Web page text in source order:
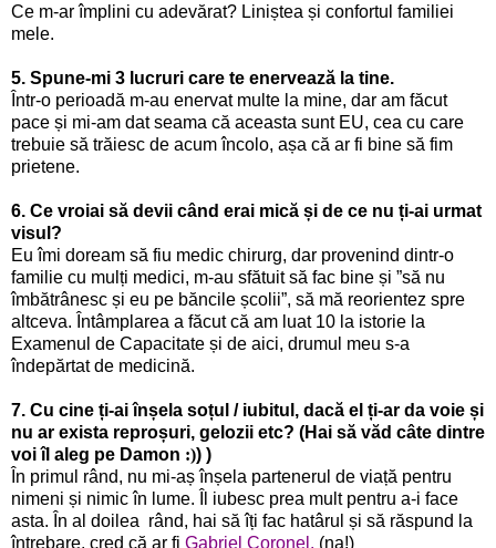
Ce m-ar împlini cu adevărat? Liniștea și confortul familiei
mele.
5. Spune-mi 3 lucruri care te enervează la tine.
Într-o perioadă m-au enervat multe la mine, dar am făcut
pace și mi-am dat seama că aceasta sunt EU, cea cu care
trebuie să trăiesc de acum încolo, așa că ar fi bine să fim
prietene.
6. Ce vroiai să devii când erai mică și de ce nu ți-ai urmat
visul?
Eu îmi doream să fiu medic chirurg, dar provenind dintr-o
familie cu mulți medici, m-au sfătuit să fac bine și ”să nu
îmbătrânesc și eu pe băncile școlii”, să mă reorientez spre
altceva. Întâmplarea a făcut că am luat 10 la istorie la
Examenul de Capacitate și de aici, drumul meu s-a
îndepărtat de medicină.
7. Cu cine ți-ai înșela soțul / iubitul, dacă el ți-ar da voie și
nu ar exista reproșuri, gelozii etc? (Hai să văd câte dintre
voi îl aleg pe Damon :)) )
În primul rând, nu mi-aș înșela partenerul de viață pentru
nimeni și nimic în lume. Îl iubesc prea mult pentru a-i face
asta. În al doilea rând, hai să îți fac hatârul și să răspund la
întrebare, cred că ar fi Gabriel Coronel . (na!)